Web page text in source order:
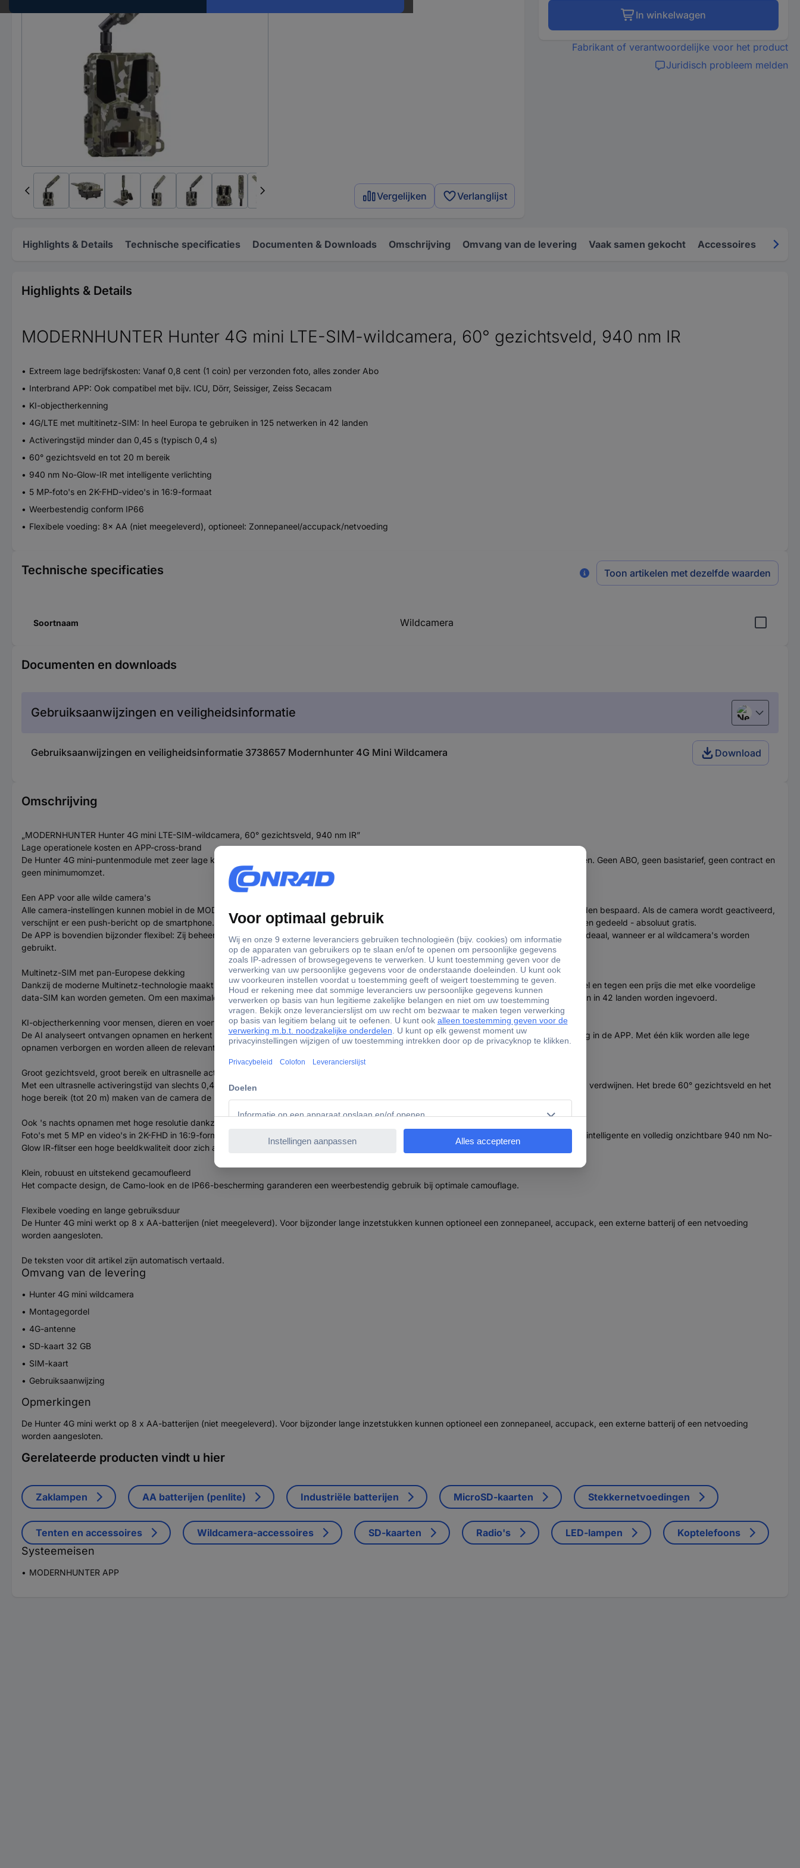
Vergelijken Verlanglijst
In winkelwagen
Fabrikant of verantwoordelijke voor het product
Juridisch probleem melden
Highlights & Details Technische specificaties Documenten & Downloads Omschrijving Omvang van de levering Vaak samen gekocht Accessoires
Highlights & Details
MODERNHUNTER Hunter 4G mini LTE-SIM-wildcamera, 60° gezichtsveld, 940 nm IR
Extreem lage bedrijfskosten: Vanaf 0,8 cent (1 coin) per verzonden foto, alles zonder Abo
Interbrand APP: Ook compatibel met bijv. ICU, Dörr, Seissiger, Zeiss Secacam
KI-objectherkenning
4G/LTE met multitinetz-SIM: In heel Europa te gebruiken in 125 netwerken in 42 landen
Activeringstijd minder dan 0,45 s (typisch 0,4 s)
60° gezichtsveld en tot 20 m bereik
940 nm No-Glow-IR met intelligente verlichting
5 MP-foto's en 2K-FHD-video's in 16:9-formaat
Weerbestendig conform IP66
Flexibele voeding: 8× AA (niet meegeleverd), optioneel: Zonnepaneel/accupack/netvoeding
Technische specificaties Toon artikelen met dezelfde waarden
Soortnaam Wildcamera
Documenten en downloads
Gebruiksaanwijzingen en veiligheidsinformatie Nederlands
Gebruiksaanwijzingen en veiligheidsinformatie 3738657 Modernhunter 4G Mini Wildcamera Download
Omschrijving
„MODERNHUNTER Hunter 4G mini LTE-SIM-wildcamera, 60° gezichtsveld, 940 nm IR”
Lage operationele kosten en APP-cross-brand
De Hunter 4G mini-puntenmodule met zeer lage kosten vanaf 0,8 cent per foto, waarbij de kosten alleen worden gemaakt als de foto is verzonden. Geen ABO, geen basistarief, geen contract en
geen minimumomzet.
Een APP voor alle wilde camera's
Alle camera-instellingen kunnen mobiel in de MODERNHUNTER APP worden uitgevoerd, waardoor lange ritten naar de plaats van opstelling worden bespaard. Als de camera wordt geactiveerd,
verschijnt er een push-bericht op de smartphone. De gemaakte opnamen kunnen bovendien heel eenvoudig met vrienden of jachtpartners worden gedeeld - absoluut gratis.
De APP is bovendien bijzonder flexibel: Zij beheert ook beelden van camera's van andere merken (zoals ICU, Dörr, Seissiger, Zeiss Secacam) — ideaal, wanneer er al wildcamera's worden
gebruikt.
Multinetz-SIM met pan-Europese dekking
Dankzij de moderne Multinetz-technologie maakt de kaart in heel Europa altijd gebruik van het beste beschikbare netwerk - betrouwbaar, flexibel en tegen een prijs die met elke voordelige
data-SIM kan worden gemeten. Om een maximale dekking van het netwerk te garanderen, kan de MODERNHUNTER-SIM-kaart in 125 netwerken in 42 landen worden ingevoerd.
KI-objectherkenning voor mensen, dieren en voertuigen
De AI analyseert ontvangen opnamen en herkent betrouwbaar mensen, dieren of voertuigen - ideaal voor snelle beeldselectie en gerichte melding in de APP. Met één klik worden alle lege
opnamen verborgen en worden alleen de relevante beelden weergegeven.
Groot gezichtsveld, groot bereik en ultrasnelle activering
Met een ultrasnelle activeringstijd van slechts 0,4 seconden registreert de camera zelf schuwe dieren betrouwbaar voordat ze weer uit het beeld verdwijnen. Het brede 60° gezichtsveld en het
hoge bereik (tot 20 m) maken van de camera de ideale keuze voor wisselen, kerkers en trails.
Ook 's nachts opnamen met hoge resolutie dankzij intelligente verlichting
Foto's met 5 MP en video's in 2K-FHD in 16:9-formaat zijn uitstekend geschikt voor de weergave van smartphones. Ook 's nachts garandeert de intelligente en volledig onzichtbare 940 nm No-
Glow IR-flitser een hoge beeldkwaliteit door zich automatisch aan te passen aan de afstand van het object en het niet te overbelicht te krijgen.
Klein, robuust en uitstekend gecamoufleerd
Het compacte design, de Camo-look en de IP66-bescherming garanderen een weerbestendig gebruik bij optimale camouflage.
Flexibele voeding en lange gebruiksduur
De Hunter 4G mini werkt op 8 x AA-batterijen (niet meegeleverd). Voor bijzonder lange inzetstukken kunnen optioneel een zonnepaneel, accupack, een externe batterij of een netvoeding
worden aangesloten.
De teksten voor dit artikel zijn automatisch vertaald.
Omvang van de levering
Hunter 4G mini wildcamera
Montagegordel
4G-antenne
SD-kaart 32 GB
SIM-kaart
Gebruiksaanwijzing
Opmerkingen
De Hunter 4G mini werkt op 8 x AA-batterijen (niet meegeleverd). Voor bijzonder lange inzetstukken kunnen optioneel een zonnepaneel, accupack, een externe batterij of een netvoeding
worden aangesloten.
Gerelateerde producten vindt u hier
Zaklampen AA batterijen (penlite) Industriële batterijen MicroSD-kaarten Stekkernetvoedingen
Tenten en accessoires Wildcamera-accessoires SD-kaarten Radio's LED-lampen Koptelefoons
Systeemeisen
MODERNHUNTER APP